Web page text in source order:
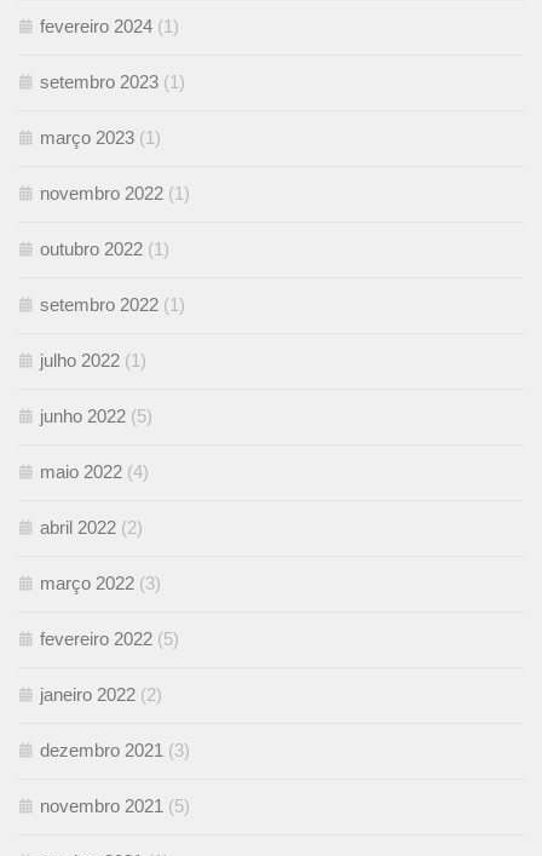
fevereiro 2024 (1)
setembro 2023 (1)
março 2023 (1)
novembro 2022 (1)
outubro 2022 (1)
setembro 2022 (1)
julho 2022 (1)
junho 2022 (5)
maio 2022 (4)
abril 2022 (2)
março 2022 (3)
fevereiro 2022 (5)
janeiro 2022 (2)
dezembro 2021 (3)
novembro 2021 (5)